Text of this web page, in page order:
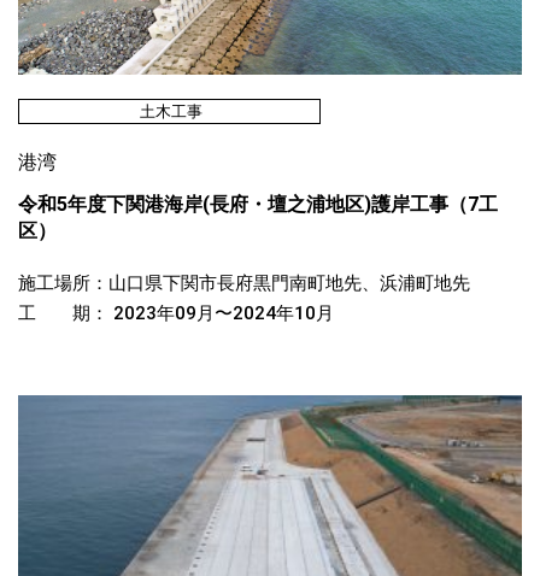
土木工事
港湾
令和5年度下関港海岸(長府・壇之浦地区)護岸工事（7工
区）
施工場所：山口県下関市長府黒門南町地先、浜浦町地先
工 期： 2023年09月〜2024年10月